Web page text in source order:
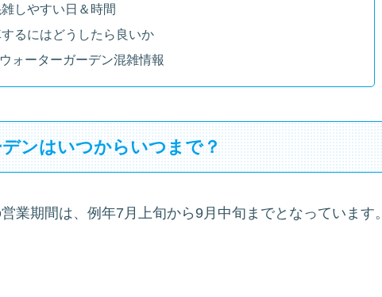
しやすい日＆時間
るにはどうしたら良いか
ォーターガーデン混雑情報
ンはいつからいつまで？
業期間は、例年7月上旬から9月中旬までとなっています。